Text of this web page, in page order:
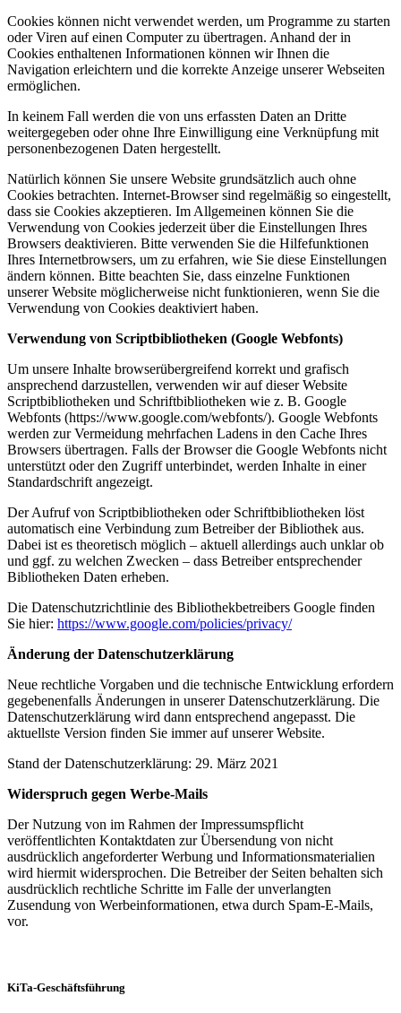
Cookies können nicht verwendet werden, um Programme zu starten
oder Viren auf einen Computer zu übertragen. Anhand der in
Cookies enthaltenen Informationen können wir Ihnen die
Navigation erleichtern und die korrekte Anzeige unserer Webseiten
ermöglichen.
In keinem Fall werden die von uns erfassten Daten an Dritte
weitergegeben oder ohne Ihre Einwilligung eine Verknüpfung mit
personenbezogenen Daten hergestellt.
Natürlich können Sie unsere Website grundsätzlich auch ohne
Cookies betrachten. Internet-Browser sind regelmäßig so eingestellt,
dass sie Cookies akzeptieren. Im Allgemeinen können Sie die
Verwendung von Cookies jederzeit über die Einstellungen Ihres
Browsers deaktivieren. Bitte verwenden Sie die Hilfefunktionen
Ihres Internetbrowsers, um zu erfahren, wie Sie diese Einstellungen
ändern können. Bitte beachten Sie, dass einzelne Funktionen
unserer Website möglicherweise nicht funktionieren, wenn Sie die
Verwendung von Cookies deaktiviert haben.
Verwendung von Scriptbibliotheken (Google Webfonts)
Um unsere Inhalte browserübergreifend korrekt und grafisch
ansprechend darzustellen, verwenden wir auf dieser Website
Scriptbibliotheken und Schriftbibliotheken wie z. B. Google
Webfonts (https://www.google.com/webfonts/). Google Webfonts
werden zur Vermeidung mehrfachen Ladens in den Cache Ihres
Browsers übertragen. Falls der Browser die Google Webfonts nicht
unterstützt oder den Zugriff unterbindet, werden Inhalte in einer
Standardschrift angezeigt.
Der Aufruf von Scriptbibliotheken oder Schriftbibliotheken löst
automatisch eine Verbindung zum Betreiber der Bibliothek aus.
Dabei ist es theoretisch möglich – aktuell allerdings auch unklar ob
und ggf. zu welchen Zwecken – dass Betreiber entsprechender
Bibliotheken Daten erheben.
Die Datenschutzrichtlinie des Bibliothekbetreibers Google finden
Sie hier: https://www.google.com/policies/privacy/
Änderung der Datenschutzerklärung
Neue rechtliche Vorgaben und die technische Entwicklung erfordern
gegebenenfalls Änderungen in unserer Datenschutzerklärung. Die
Datenschutzerklärung wird dann entsprechend angepasst. Die
aktuellste Version finden Sie immer auf unserer Website.
Stand der Datenschutzerklärung: 29. März 2021
Widerspruch gegen Werbe-Mails
Der Nutzung von im Rahmen der Impressumspflicht
veröffentlichten Kontaktdaten zur Übersendung von nicht
ausdrücklich angeforderter Werbung und Informationsmaterialien
wird hiermit widersprochen. Die Betreiber der Seiten behalten sich
ausdrücklich rechtliche Schritte im Falle der unverlangten
Zusendung von Werbeinformationen, etwa durch Spam-E-Mails,
vor.
KiTa-Geschäftsführung